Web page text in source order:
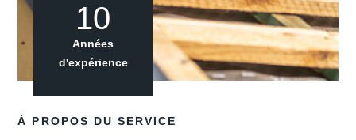
À PROPOS DU SERVICE
10
Années
d'expérience